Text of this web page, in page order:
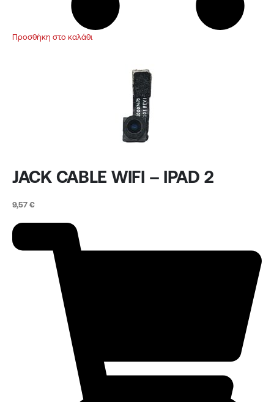
Προσθήκη στο καλάθι
JACK CABLE WIFI – IPAD 2
9,57 €